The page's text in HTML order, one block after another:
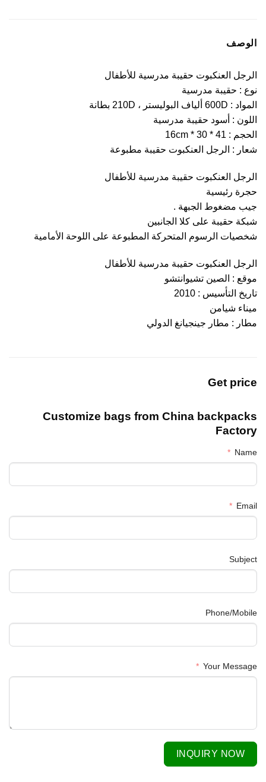
الوصف
الرجل العنكبوت حقيبة مدرسية للأطفال
نوع : حقيبة مدرسية
المواد : 600D ألياف البوليستر ، 210D بطانة
اللون : أسود حقيبة مدرسية
الحجم : 41 * 30 * 16cm
شعار : الرجل العنكبوت حقيبة مطبوعة
الرجل العنكبوت حقيبة مدرسية للأطفال
حجرة رئيسية
جيب مضغوط الجبهة .
شبكة حقيبة على كلا الجانبين
شخصيات الرسوم المتحركة المطبوعة على اللوحة الأمامية
الرجل العنكبوت حقيبة مدرسية للأطفال
موقع : الصين تشيوانتشو
تاريخ التأسيس : 2010
ميناء شيامن
مطار : مطار جينجيانغ الدولي
Get price
Customize bags from China backpacks
Factory
Name
Email
Subject
Phone/Mobile
Your Message
INQUIRY NOW